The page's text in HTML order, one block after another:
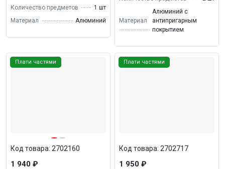
Количество предметов
1 шт
Материал
Алюминий Материал
Алюминий с
антипригарным
покрытием
Плати частями
Код товара: 2702160
1 940 ₽
Плати частями
Код товара: 2702717
1 950 ₽